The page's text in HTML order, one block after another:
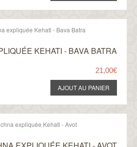
KEHATI - BAVA BATRA
21,00€